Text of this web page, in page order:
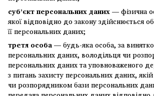
суб’єкт персональних даних —фізична
якої відповідно до закону здійснюється
її персональних даних;
третя особа —будь-яка особа, за
персональних даних, володільця чи
персональних даних та уповноваженого
з питань захисту персональних даних,
чи розпорядником бази персональних